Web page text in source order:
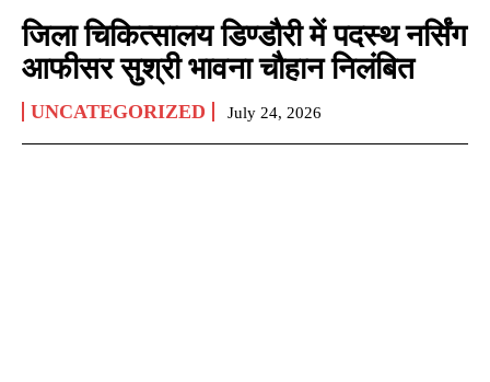
जिला चिकित्सालय डिण्डौरी में पदस्थ नर्सिंग
आफीसर सुश्री भावना चौहान निलंबित
UNCATEGORIZED July 24, 2026